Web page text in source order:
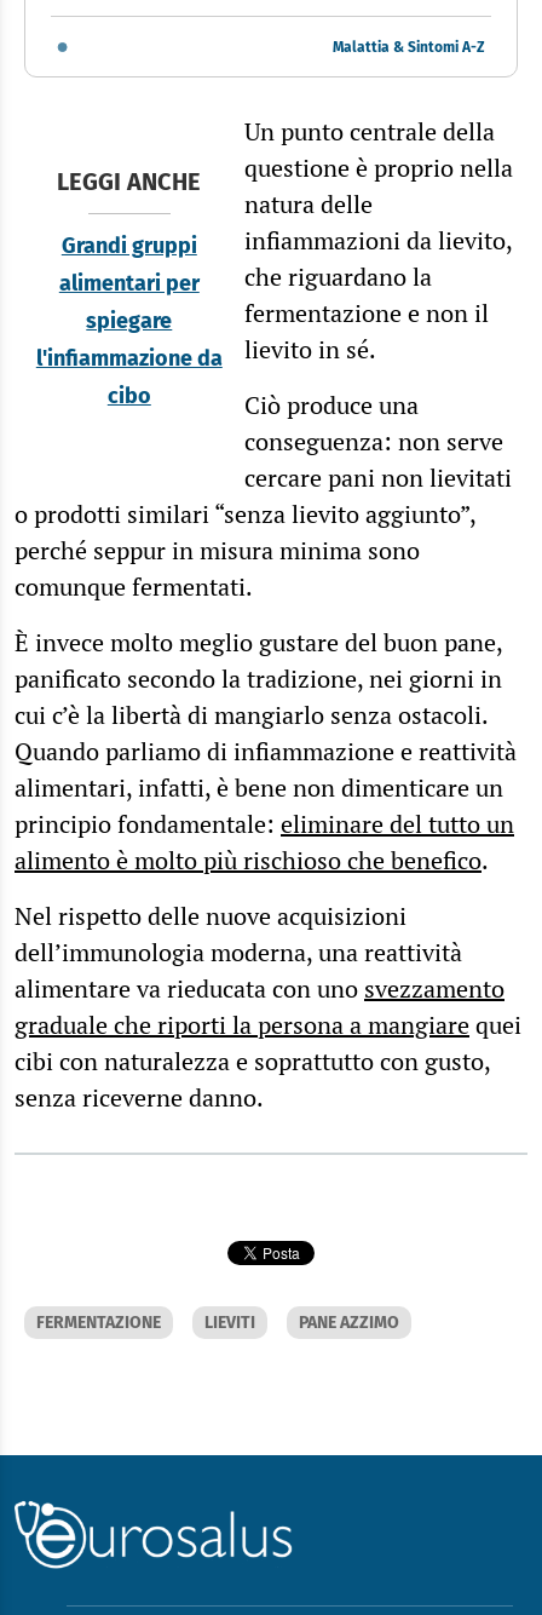
Malattia & Sintomi A-Z
LEGGI ANCHE
Grandi gruppi
alimentari per
spiegare
l'infiammazione da
cibo
Un punto centrale della
questione è proprio nella
natura delle
infiammazioni da lievito,
che riguardano la
fermentazione e non il
lievito in sé.
Ciò produce una
conseguenza: non serve
cercare pani non lievitati
o prodotti similari “senza lievito aggiunto”,
perché seppur in misura minima sono
comunque fermentati.
È invece molto meglio gustare del buon pane,
panificato secondo la tradizione, nei giorni in
cui c’è la libertà di mangiarlo senza ostacoli.
Quando parliamo di infiammazione e reattività
alimentari, infatti, è bene non dimenticare un
principio fondamentale: eliminare del tutto un
alimento è molto più rischioso che benefico.
Nel rispetto delle nuove acquisizioni
dell’immunologia moderna, una reattività
alimentare va rieducata con uno svezzamento
graduale che riporti la persona a mangiarequei
cibi con naturalezza e soprattutto con gusto,
senza riceverne danno.
FERMENTAZIONE LIEVITI PANE AZZIMO